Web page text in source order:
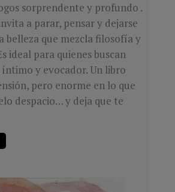
sorprendente y profundo .
a parar, pensar y dejarse
belleza que mezcla filosofía y
ideal para quienes buscan
y evocador. Un libro
pero enorme en lo que
despacio… y deja que te